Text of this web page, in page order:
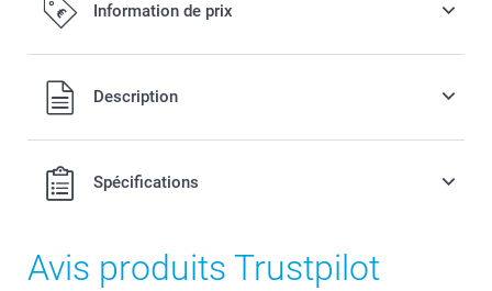
Information de prix
Tous les prix sont en EURO (€), TVA incluse et hors frais de
port.
Description
Spécifications
Avis produits Trustpilot